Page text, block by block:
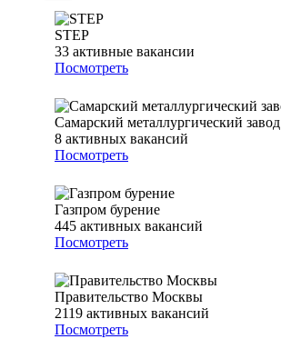
STEP
33 активные вакансии
Посмотреть
Самарский металлургический завод
8 активных вакансий
Посмотреть
Газпром бурение
445 активных вакансий
Посмотреть
Правительство Москвы
2119 активных вакансий
Посмотреть